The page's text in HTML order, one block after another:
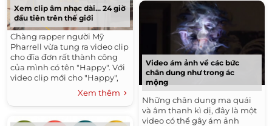
Xem clip âm nhạc dài... 24 giờ
đầu tiên trên thế giới
Chàng rapper người Mỹ
Pharrell vừa tung ra video clip
cho đĩa đơn rất thành công
của mình có tên "Happy". Với
video clip mới cho "Happy",
Pharrell là người đầu tiên tạo
ra "video âm nhạc 24 giờ đầu
tiên trên...
Xem thêm
Video ám ảnh về các bức
chân dung như trong ác
mộng
Những chân dung ma quái
và âm thanh kì dị, đây là một
video có thể gây ám ảnh